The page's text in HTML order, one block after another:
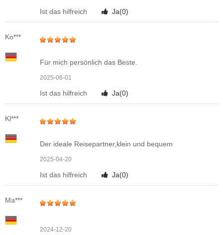
Ist das hilfreich Ja(0)
Ko***
Für mich persönlich das Beste.
2025-06-01
Ist das hilfreich Ja(0)
Kl***
Der ideale Reisepartner,klein und bequem
2025-04-20
Ist das hilfreich Ja(0)
Ma***
2024-12-20